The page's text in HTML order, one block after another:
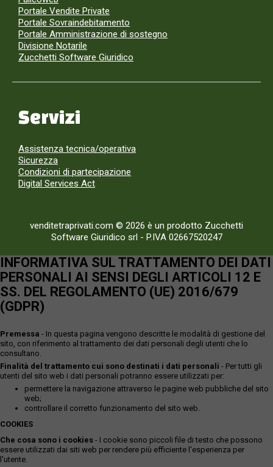
Portale Vendite Private
Portale Sovraindebitamento
Portale Amministrazione di sostegno
Divisione Notarile
Zucchetti Software Giuridico
Servizi
Assistenza tecnica/operativa
Sicurezza
Condizioni di partecipazione
Digital Services Act
venditetraprivati.com © 2026 è un prodotto Zucchetti
Software Giuridico srl - P.IVA 02667520247
INFORMATIVA SUL TRATTAMENTO DEI DATI
PERSONALI AI SENSI DEGLI ARTICOLI 12 E
SS. DEL REGOLAMENTO (UE) 2016/679
(GDPR)
Premessa - In questa pagina vengono descritte le modalità di gestione del
sito, con riferimento al trattamento dei dati personali degli utenti che lo
consultano.
Finalità del trattamento cui sono destinati i dati personali - Per tutti gli
utenti del sito web i dati personali potranno essere utilizzati per:
permettere la navigazione attraverso le pagine web pubbliche del sito
web;
controllare il corretto funzionamento del sito web.
COOKIES
Che cosa sono i cookies - I cookie sono piccoli file di testo che possono
essere utilizzati dai siti web per rendere più efficiente l'esperienza per
l'utente.